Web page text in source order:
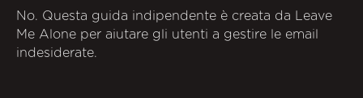
No. Questa guida indipendente è creata da Leave
Me Alone per aiutare gli utenti a gestire le email
indesiderate.